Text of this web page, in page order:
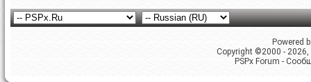
Powered
Copyright ©2000 -
PSPx Forum -